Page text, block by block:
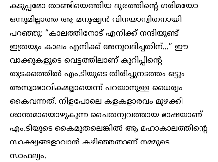
കടുപ്പമോ താണ്ടിയെത്തിയ ദൂരത്തിന്റെ ഗരിമയോ
ഒന്നുമില്ലാത്ത ആ മനുഷ്യൻ വിനയാന്വിതനായി
പറഞ്ഞു; “കാലത്തിനോട് എനിക്ക് നന്ദിയുണ്ട്
ഇത്രയും കാലം എനിക്ക് അനുവദിച്ചതിന്…” ഈ
വാക്കുകളുടെ വെട്ടത്തിലാണ് കുറിപ്പിന്റെ
തുടക്കത്തിൽ എം.ടിയുടെ തിരിച്ചുനടത്തം ഒട്ടും
അസ്വാഭാവികമല്ലായെന്ന് പറയാനുള്ള ധൈര്യം
കൈവന്നത്. നിളപോലെ കളകളാരവം മുഴക്കി
ശാന്തമായൊഴുകുന്ന ചൈതന്യവത്തായ ഭാഷയാണ്
എം.ടിയുടെ കൈമുതലെങ്കിൽ ആ മഹാകാലത്തിന്റെ
സാക്ഷ്യങ്ങളാവാൻ കഴിഞ്ഞതാണ് നമ്മുടെ
സാഫല്യം.